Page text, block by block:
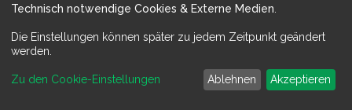
Mit Do It Yourself sparst du Geld und schaffst zugleich was dir
Powered byphpBB™
phpBB.de
Technisch notwendige Cookies & Externe Medien
Die Einstellungen können später zu jedem Zeitpunkt geändert
werden.
Zu den Cookie-Einstellungen Ablehnen Akzeptieren